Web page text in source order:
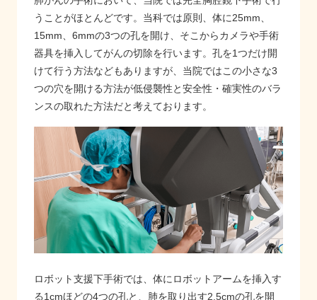
うことがほとんどです。当科では原則、体に25mm、
15mm、6mmの3つの孔を開け、そこからカメラや手術
器具を挿入してがんの切除を行います。孔を1つだけ開
けて行う方法などもありますが、当院ではこの小さな3
つの穴を開ける方法が低侵襲性と安全性・確実性のバラ
ンスの取れた方法だと考えております。
ロボット支援下手術では、体にロボットアームを挿入す
る1cmほどの4つの孔と、肺を取り出す2.5cmの孔を開